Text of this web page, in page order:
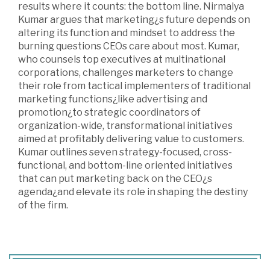
results where it counts: the bottom line. Nirmalya
Kumar argues that marketing¿s future depends on
altering its function and mindset to address the
burning questions CEOs care about most. Kumar,
who counsels top executives at multinational
corporations, challenges marketers to change
their role from tactical implementers of traditional
marketing functions¿like advertising and
promotion¿to strategic coordinators of
organization-wide, transformational initiatives
aimed at profitably delivering value to customers.
Kumar outlines seven strategy-focused, cross-
functional, and bottom-line oriented initiatives
that can put marketing back on the CEO¿s
agenda¿and elevate its role in shaping the destiny
of the firm.